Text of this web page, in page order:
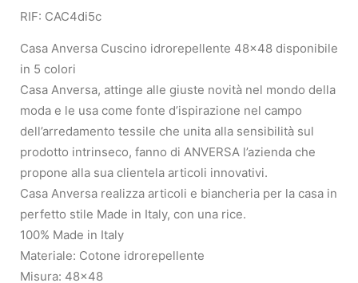
RIF: CAC4di5c
Casa Anversa Cuscino idrorepellente 48×48 disponibile
in 5 colori
Casa Anversa, attinge alle giuste novità nel mondo della
moda e le usa come fonte d’ispirazione nel campo
dell’arredamento tessile che unita alla sensibilità sul
prodotto intrinseco, fanno di ANVERSA l’azienda che
propone alla sua clientela articoli innovativi.
Casa Anversa realizza articoli e biancheria per la casa in
perfetto stile Made in Italy, con una rice.
100% Made in Italy
Materiale: Cotone idrorepellente
Misura: 48×48